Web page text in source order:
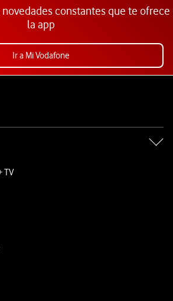
constantes que te ofrece
la app
Ir a Mi Vodafone
sociales de Vodafone
TV